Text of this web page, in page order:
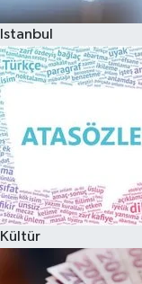
Istanbul
Kültür